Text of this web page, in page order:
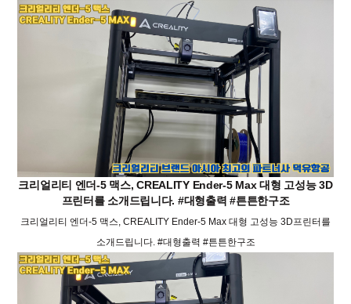
크리얼리티 엔더-5 맥스, CREALITY Ender-5 Max 대형 고성능 3D
프린터를 소개드립니다. #대형출력 #튼튼한구조
크리얼리티 엔더-5 맥스, CREALITY Ender-5 Max 대형 고성능 3D프린터를
소개드립니다. #대형출력 #튼튼한구조